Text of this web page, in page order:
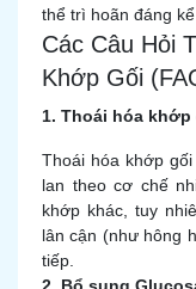
thể trì hoãn đáng
Các Câu Hỏi
Khớp Gối
1. Thoái hóa
Thoái hóa khớp
lan theo cơ chế
khớp khác, tuy
lân cận (như hông
tiếp.